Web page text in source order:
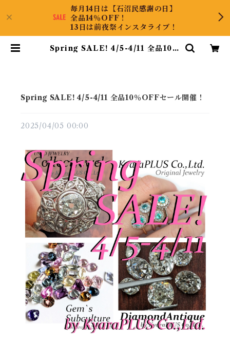
毎月14日は【石沼民感謝の日】
全品14％OFF！
13日は前夜祭インスタライブ！
Spring SALE! 4/5-4/11 全品10％
Spring SALE! 4/5-4/11 全品10％OFFセール開催！
2025/04/05 00:00